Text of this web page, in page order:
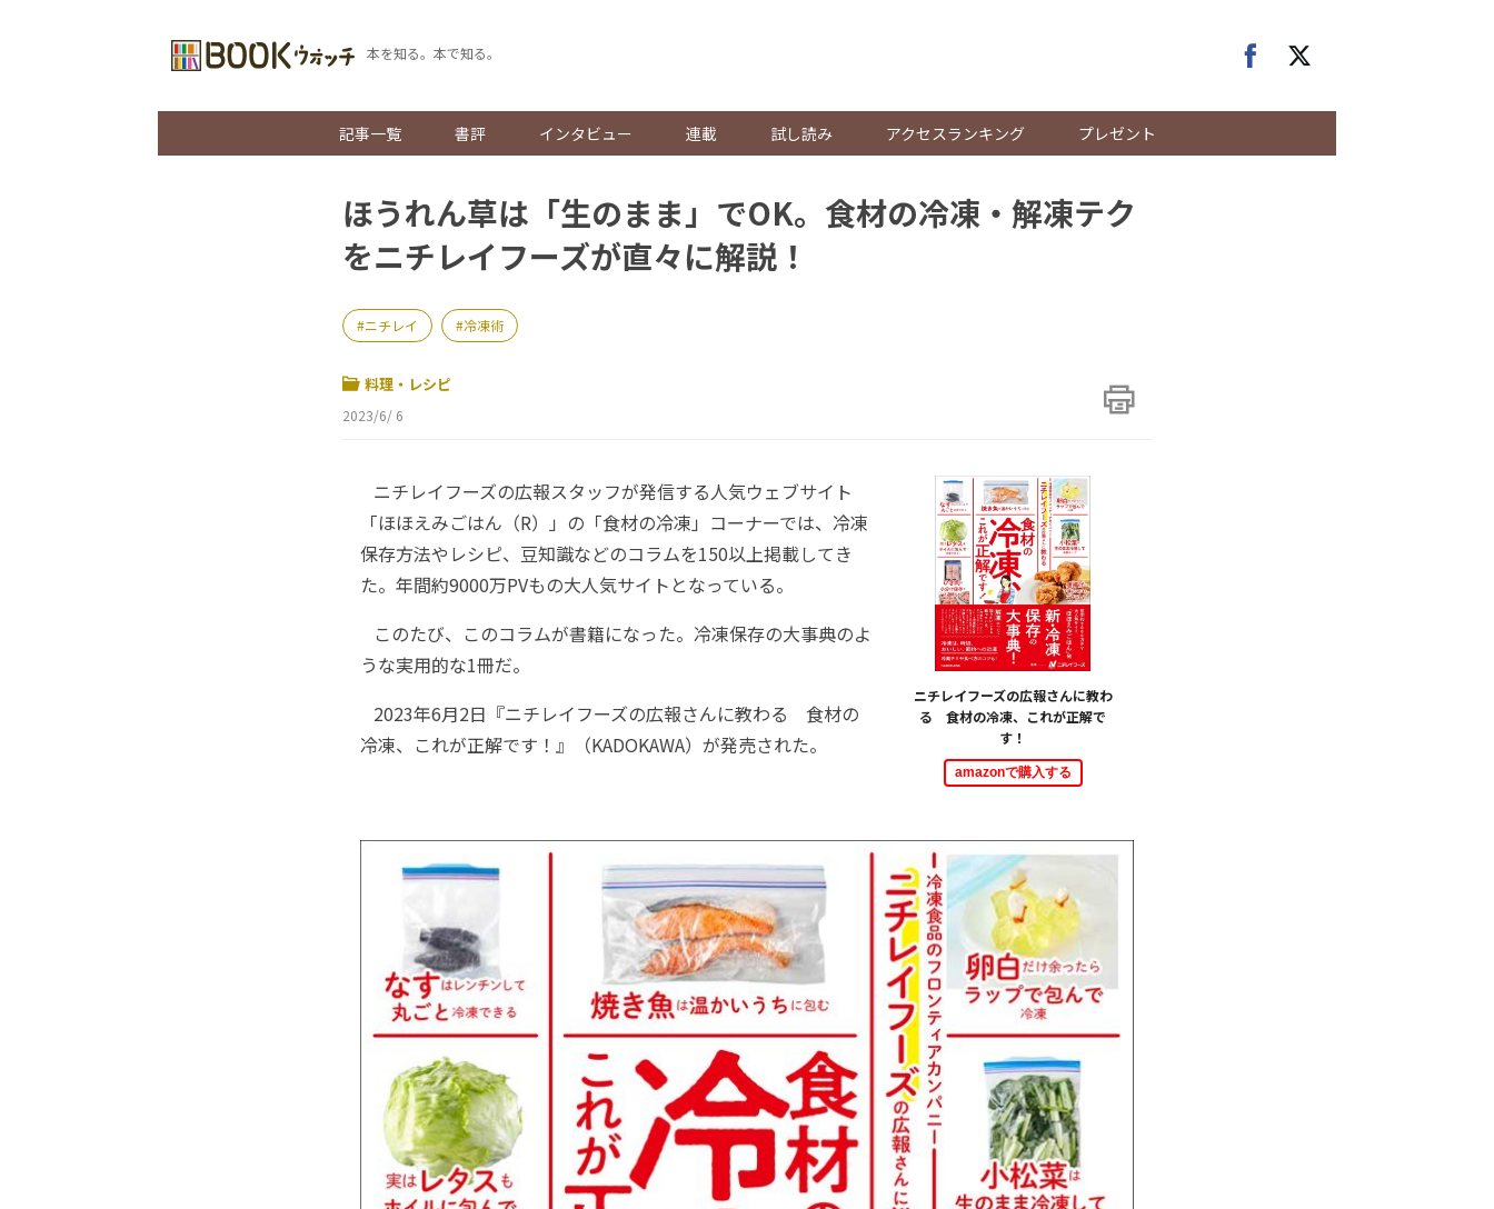
本を知る。本で知る。
記事一覧 書評 インタビュー 連載 試し読み アクセスランキング プレゼント
ほうれん草は「生のまま」でOK。食材の冷凍・解凍テク
をニチレイフーズが直々に解説！
ニチレイ 冷凍術
料理・レシピ
2023/6/ 6
ニチレイフーズの広報さんに教わ
る 食材の冷凍、これが正解で
す！
amazonで購入する
ニチレイフーズの広報スタッフが発信する人気ウェブサイト
「ほほえみごはん（R）」の「食材の冷凍」コーナーでは、冷凍
保存方法やレシピ、豆知識などのコラムを150以上掲載してき
た。年間約9000万PVもの大人気サイトとなっている。
このたび、このコラムが書籍になった。冷凍保存の大事典のよ
うな実用的な1冊だ。
2023年6月2日『ニチレイフーズの広報さんに教わる 食材の
冷凍、これが正解です！』（KADOKAWA）が発売された。